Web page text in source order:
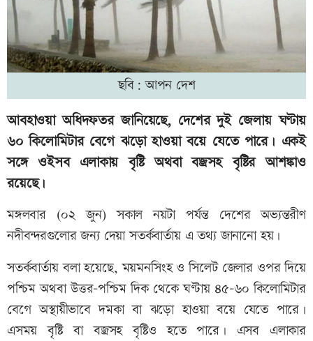
ছবি: আপন দেশ
আবহাওয়া অধিদফতর জানিয়েছে, দেশের দুই জেলায় ঘণ্টায়
৬০ কিলোমিটার বেগে ঝড়ো হাওয়া বয়ে যেতে পারে। একই
সঙ্গে ওইসব এলাকায় বৃষ্টি অথবা বজ্রসহ বৃষ্টির আশঙ্কাও
রয়েছে।
মঙ্গলবার (০২ জুন) সকাল নয়টা পর্যন্ত দেশের অভ্যন্তরীণ
নদীবন্দরগুলোর জন্য দেয়া সতর্কবার্তায় এ তথ্য জানানো হয়।
সতর্কবার্তায় বলা হয়েছে, ময়মনসিংহ ও সিলেট জেলার ওপর দিয়ে
পশ্চিম অথবা উত্তর-পশ্চিম দিক থেকে ঘণ্টায় ৪৫-৬০ কিলোমিটার
বেগে অস্থায়ীভাবে দমকা বা ঝড়ো হাওয়া বয়ে যেতে পারে।
এসময় বৃষ্টি বা বজ্রসহ বৃষ্টিও হতে পারে। এসব এলাকার